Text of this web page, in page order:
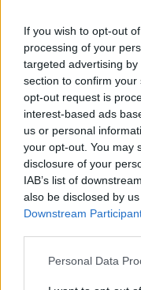
If you wish to opt-out
processing of your
targeted advertising
section to confirm
opt-out request is
interest-based ads
us or personal
your opt-out. You may
disclosure of your
IAB’s list of
also be disclosed by
Downstream
Personal Data
Zona de
Lobrigos
5 de Agosto, 2026